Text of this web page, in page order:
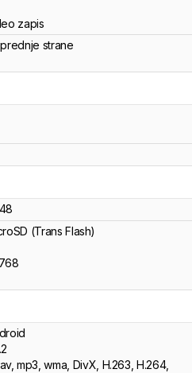
zapis
strane
(Trans Flash)
mp3, wma, DivX, H.263, H.264,